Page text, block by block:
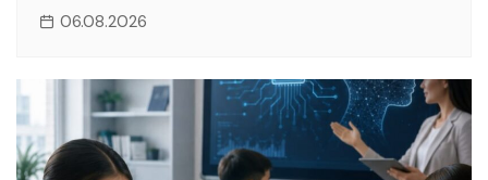
06.08.2026